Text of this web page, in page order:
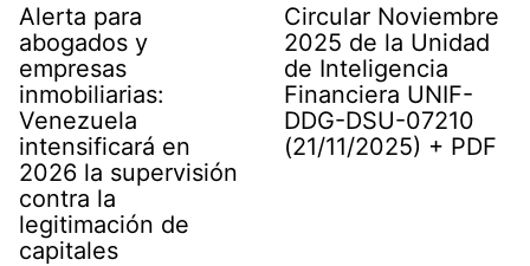
Alerta para
abogados y
empresas
inmobiliarias:
Venezuela
intensificará en
2026 la supervisión
contra la
legitimación de
capitales
Circular Noviembre
2025 de la Unidad
de Inteligencia
Financiera UNIF-
DDG-DSU-07210
(21/11/2025) + PDF